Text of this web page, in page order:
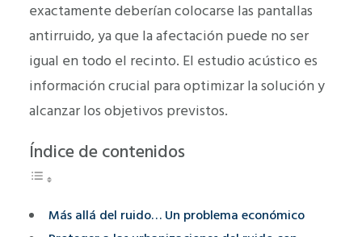
exactamente deberían colocarse las pantallas
antirruido, ya que la afectación puede no ser
igual en todo el recinto. El estudio acústico es
información crucial para optimizar la solución y
alcanzar los objetivos previstos.
Índice de contenidos
Más allá del ruido… Un problema económico